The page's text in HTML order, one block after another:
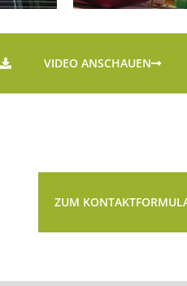
VIDEO ANSCHAUEN
ZUM